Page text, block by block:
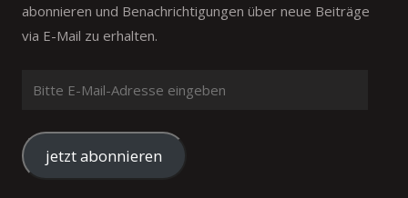
abonnieren und Benachrichtigungen über neue Beiträge
via E-Mail zu erhalten.
Mail-
Adresse
eingeben
jetzt abonnieren